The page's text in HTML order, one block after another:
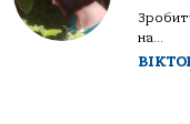
на...